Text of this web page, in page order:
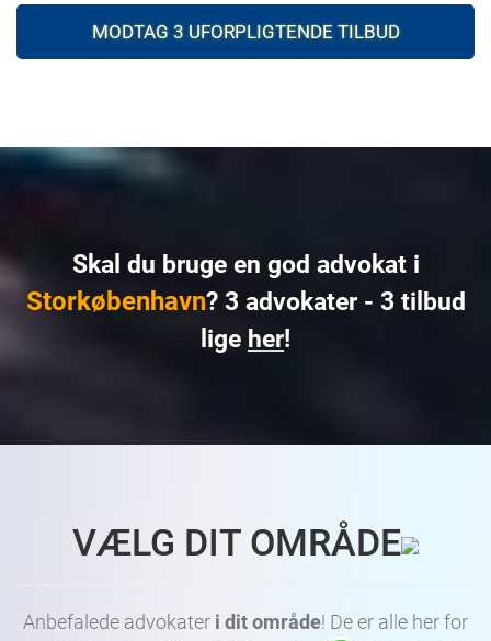
MODTAG 3 UFORPLIGTENDE TILBUD
Skal du bruge en god advokat i
Storkøbenhavn? 3 advokater - 3 tilbud
lige her!
VÆLG DIT OMRÅDE
Anbefalede advokater i dit område! De er alle her for